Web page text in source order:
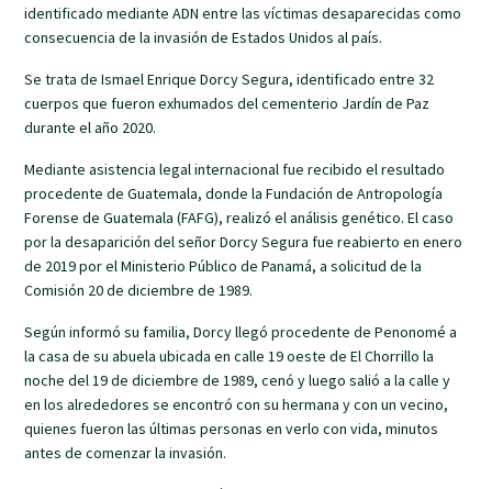
identificado mediante ADN entre las víctimas desaparecidas como
consecuencia de la invasión de Estados Unidos al país.
Se trata de Ismael Enrique Dorcy Segura, identificado entre 32
cuerpos que fueron exhumados del cementerio Jardín de Paz
durante el año 2020.
Mediante asistencia legal internacional fue recibido el resultado
procedente de Guatemala, donde la Fundación de Antropología
Forense de Guatemala (FAFG), realizó el análisis genético. El caso
por la desaparición del señor Dorcy Segura fue reabierto en enero
de 2019 por el Ministerio Público de Panamá, a solicitud de la
Comisión 20 de diciembre de 1989.
Según informó su familia, Dorcy llegó procedente de Penonomé a
la casa de su abuela ubicada en calle 19 oeste de El Chorrillo la
noche del 19 de diciembre de 1989, cenó y luego salió a la calle y
en los alrededores se encontró con su hermana y con un vecino,
quienes fueron las últimas personas en verlo con vida, minutos
antes de comenzar la invasión.